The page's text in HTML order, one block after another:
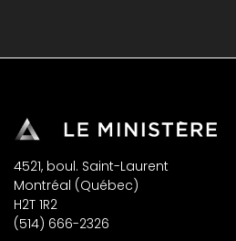
4521, boul. Saint-Laurent
Montréal (Québec)
H2T 1R2
(514) 666-2326